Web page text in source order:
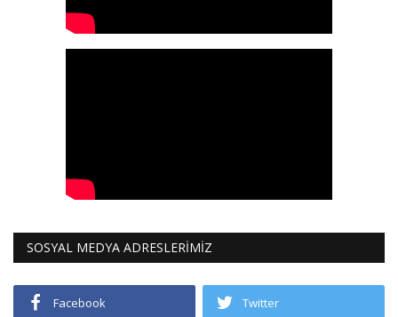
SOSYAL MEDYA ADRESLERİMİZ
Facebook Twitter